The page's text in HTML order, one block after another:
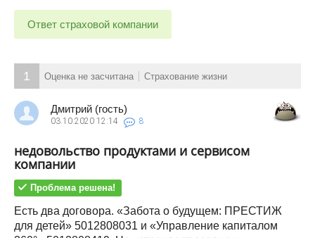
Ответ страховой компании
1 Оценка не засчитана Страхование жизни
Дмитрий (гость)
03.10.2020 12:14 8
недовольство продуктами и сервисом
компании
Проблема решена!
Есть два договора. «Забота о будущем: ПРЕСТИЖ
для детей» 5012808031 и «Управление капиталом